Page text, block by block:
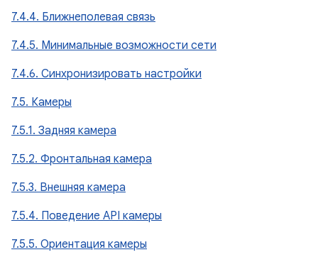
7.4.4. Ближнеполевая связь
7.4.5. Минимальные возможности сети
7.4.6. Синхронизировать настройки
7.5. Камеры
7.5.1. Задняя камера
7.5.2. Фронтальная камера
7.5.3. Внешняя камера
7.5.4. Поведение API камеры
7.5.5. Ориентация камеры